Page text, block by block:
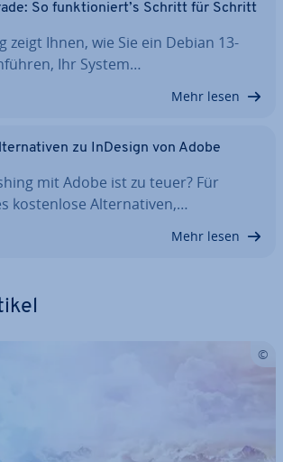
So funk­tio­niert’s Schritt für Schritt
zeigt Ihnen, wie Sie ein Debian 13-
Ihr System…
Mehr lesen
zu InDesign von Adobe
mit Adobe ist zu teuer? Für
kos­ten­lo­se Al­ter­na­ti­ven,…
Mehr lesen